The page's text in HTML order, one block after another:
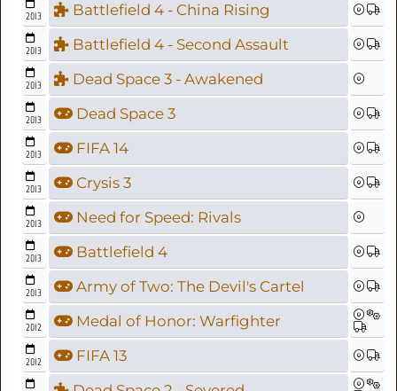
2013 Battlefield 4 - China Rising
2013 Battlefield 4 - Second Assault
2013 Dead Space 3 - Awakened
2013 Dead Space 3
2013 FIFA 14
2013 Crysis 3
2013 Need for Speed: Rivals
2013 Battlefield 4
2013 Army of Two: The Devil's Cartel
2012 Medal of Honor: Warfighter
2012 FIFA 13